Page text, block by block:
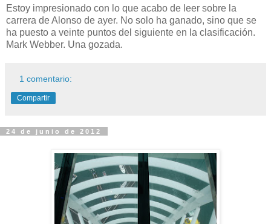
Estoy impresionado con lo que acabo de leer sobre la
carrera de Alonso de ayer. No solo ha ganado, sino que se
ha puesto a veinte puntos del siguiente en la clasificación.
Mark Webber. Una gozada.
1 comentario:
Compartir
24 de junio de 2012